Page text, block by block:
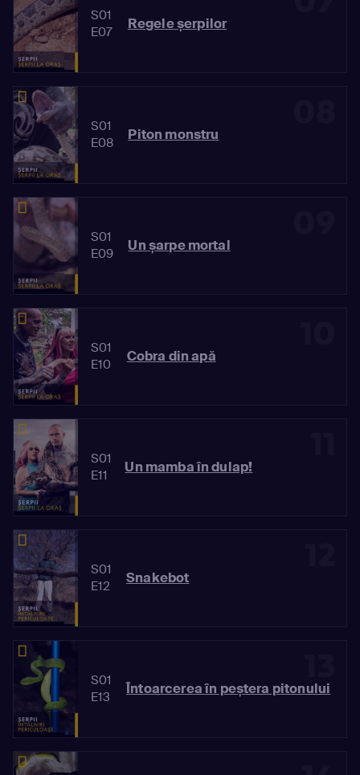
S01
E07
Regele șerpilor
S01
E08
Piton monstru
S01
E09
Un șarpe mortal
S01
E10
Cobra din apă
S01
E11
Un mamba în dulap!
S01
E12
Snakebot
S01
E13
Întoarcerea în peștera pitonului